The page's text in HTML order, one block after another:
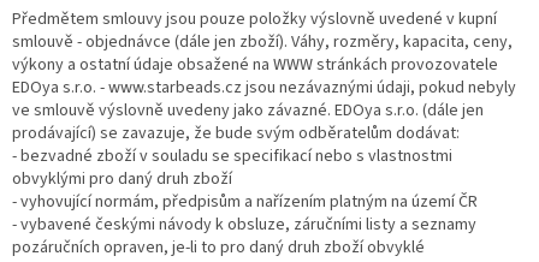
Předmětem smlouvy jsou pouze položky výslovně uvedené v kupní
smlouvě - objednávce (dále jen zboží). Váhy, rozměry, kapacita, ceny,
výkony a ostatní údaje obsažené na WWW stránkách provozovatele
EDOya s.r.o. - www.starbeads.cz jsou nezávaznými údaji, pokud nebyly
ve smlouvě výslovně uvedeny jako závazné. EDOya s.r.o. (dále jen
prodávající) se zavazuje, že bude svým odběratelům dodávat:
- bezvadné zboží v souladu se specifikací nebo s vlastnostmi
obvyklými pro daný druh zboží
- vyhovující normám, předpisům a nařízením platným na území ČR
- vybavené českými návody k obsluze, záručními listy a seznamy
pozáručních opraven, je-li to pro daný druh zboží obvyklé